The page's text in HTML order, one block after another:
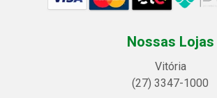
Nossas Lojas
Vitória
(27) 3347-1000